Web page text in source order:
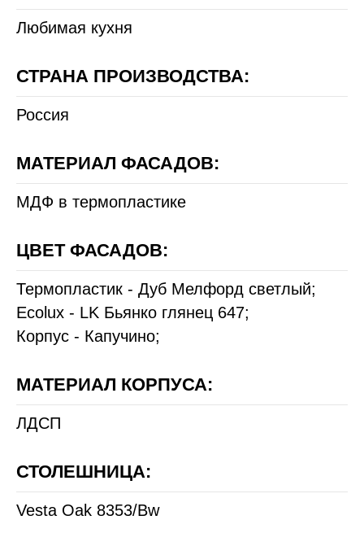
Любимая кухня
СТРАНА ПРОИЗВОДСТВА:
Россия
МАТЕРИАЛ ФАСАДОВ:
МДФ в термопластике
ЦВЕТ ФАСАДОВ:
Термопластик - Дуб Мелфорд светлый;
Ecolux - LK Бьянко глянец 647;
Корпус - Капучино;
МАТЕРИАЛ КОРПУСА:
ЛДСП
СТОЛЕШНИЦА:
Vesta Oak 8353/Bw